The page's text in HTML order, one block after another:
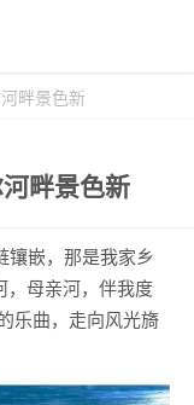
畔景色新
畔景色新
镶嵌，那是我家乡
，母亲河，伴我度
乐曲，走向风光旖